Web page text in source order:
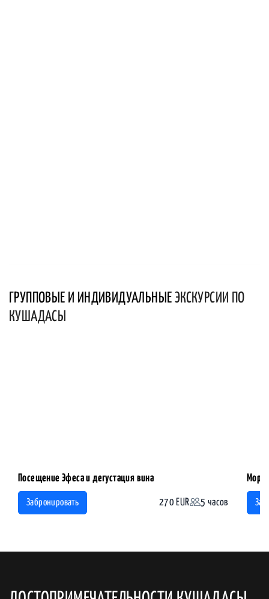
ГРУППОВЫЕ И ИНДИВИДУАЛЬНЫЕ ЭКСКУРСИИ ПО
КУШАДАСЫ
Посещение Эфеса и дегустация вина
Забронировать 270 EUR 5 часов